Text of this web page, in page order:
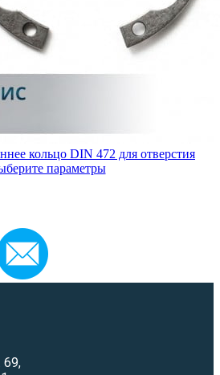
кольцо DIN 472 для отверстия
параметры
69,